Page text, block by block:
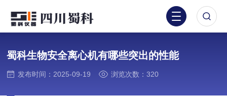
蜀科生物安全离心机有哪些突出的性能
发布时间：2025-09-19 浏览次数：320